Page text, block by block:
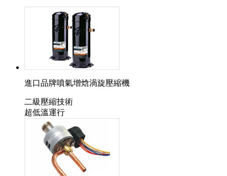
進口品牌噴氣增焓渦旋壓縮機
二級壓縮技術
超低溫運行